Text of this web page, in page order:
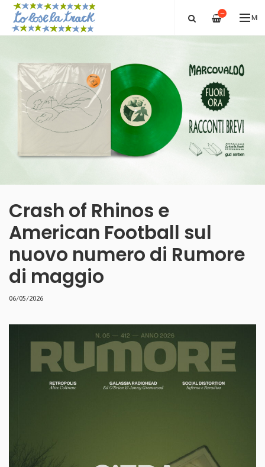
—
Crash of Rhinos e
American Football sul
nuovo numero di Rumore
di maggio
06/05/2026